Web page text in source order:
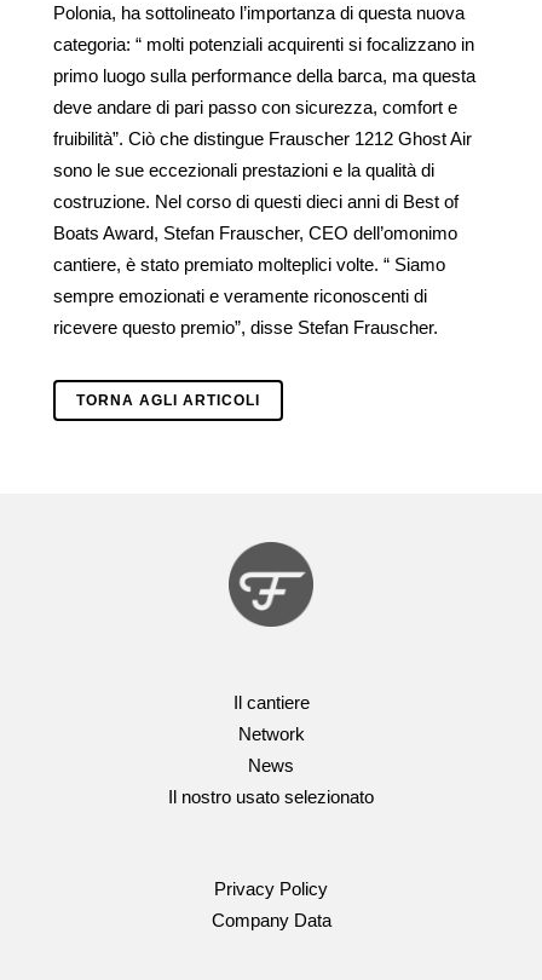
Polonia, ha sottolineato l’importanza di questa nuova
categoria: “ molti potenziali acquirenti si focalizzano in
primo luogo sulla performance della barca, ma questa
deve andare di pari passo con sicurezza, comfort e
fruibilità”. Ciò che distingue Frauscher 1212 Ghost Air
sono le sue eccezionali prestazioni e la qualità di
costruzione. Nel corso di questi dieci anni di Best of
Boats Award, Stefan Frauscher, CEO dell’omonimo
cantiere, è stato premiato molteplici volte. “ Siamo
sempre emozionati e veramente riconoscenti di
ricevere questo premio”, disse Stefan Frauscher.
TORNA AGLI ARTICOLI
Il cantiere
Network
News
Il nostro usato selezionato
Privacy Policy
Company Data